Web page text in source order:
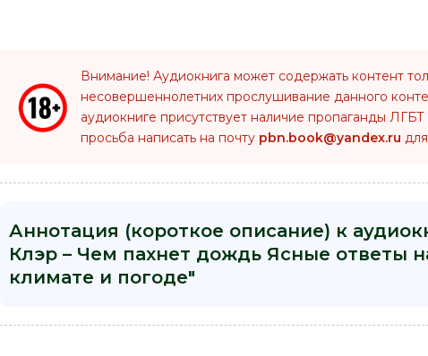
Внимание! Аудиокнига может содержать контент
несовершеннолетних прослушивание данного
аудиокниге присутствует наличие пропаганды
просьба написать на почту pbn.book@yandex.ru
Аннотация (короткое описание) к
Клэр – Чем пахнет дождь Ясные ответы
климате и погоде"